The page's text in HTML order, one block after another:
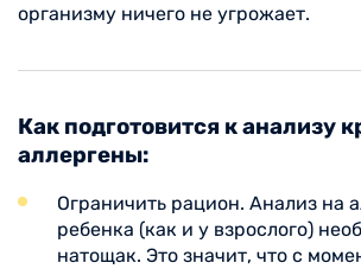
организму ничего не угрожает.
Как подготовится к анализу
аллергены:
Ограничить рацион. Анализ на
ребенка (как и у взрослого)
натощак. Это значит, что с